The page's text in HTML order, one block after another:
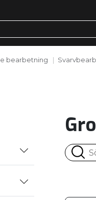
bearbetning